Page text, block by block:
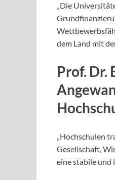
„Die
dem Land mit
Prof. Dr.
„Hochschulen
Gesellschaft,
eine stabile und